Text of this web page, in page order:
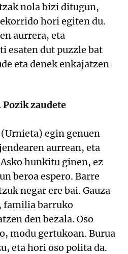
nola bizi ditugun,
hori egiten du.
aurrera, eta
esaten dut puzzle bat
eta denek enkajatzen
zaudete
egin genuen
aurrean, eta
hunkitu ginen, ez
beroa espero. Barre
negar ere bai. Gauza
familia barruko
den bezala. Oso
modu gertukoan. Burua
eta hori oso polita da.